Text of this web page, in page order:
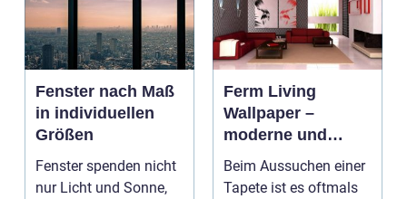
Fenster nach Maß
in individuellen
Größen
Fenster spenden nicht
nur Licht und Sonne,
Ferm Living
Wallpaper –
moderne und
bunte Auswahl
Beim Aussuchen einer
Tapete ist es oftmals